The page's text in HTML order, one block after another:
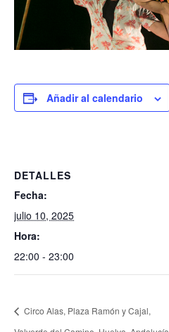
Añadir al calendario
DETALLES
Fecha:
julio 10, 2025
Hora:
22:00 - 23:00
Circo Alas, Plaza Ramón y Cajal,